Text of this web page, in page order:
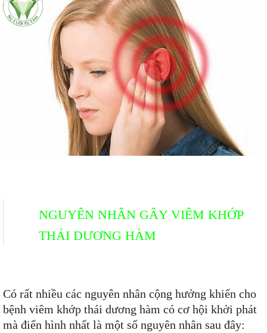
NGUYÊN NHÂN GÂY VIÊM KHỚP
THÁI DƯƠNG HÀM
Có rất nhiều các nguyên nhân cộng hưởng khiến cho
bệnh viêm khớp thái dương hàm có cơ hội khởi phát
mà điển hình nhất là một số nguyên nhân sau đây: